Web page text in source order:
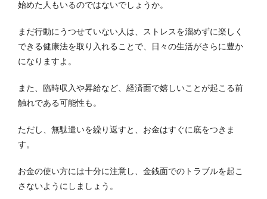
始めた人もいるのではないでしょうか。
まだ行動にうつせていない人は、ストレスを溜めずに楽しく
できる健康法を取り入れることで、日々の生活がさらに豊か
になりますよ。
また、臨時収入や昇給など、経済面で嬉しいことが起こる前
触れである可能性も。
ただし、無駄遣いを繰り返すと、お金はすぐに底をつきま
す。
お金の使い方には十分に注意し、金銭面でのトラブルを起こ
さないようにしましょう。